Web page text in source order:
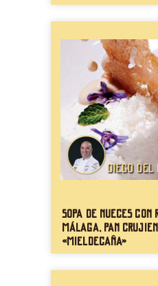
Sopa de nueces con
Málaga, pan
«mieldecaña»